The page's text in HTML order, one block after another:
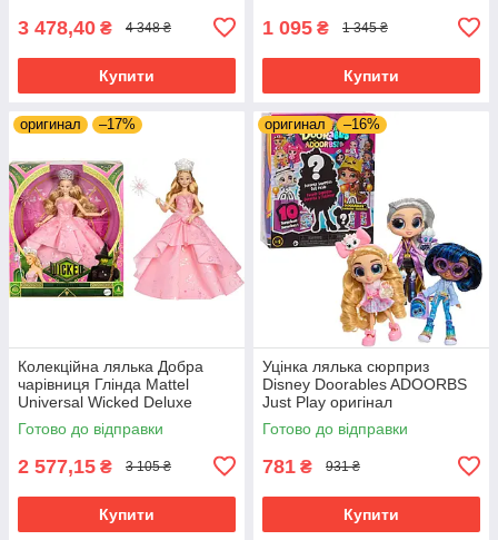
3 478,40 ₴ 4 348 ₴
Купити
1 095 ₴ 1 345 ₴
Купити
оригинал –17%
Колекційна лялька Добра
чарівниця Глінда Mattel
Universal Wicked Deluxe
Glinda Fashion Doll JLG46
Готово до відправки
2 577,15 ₴ 3 105 ₴
Купити
оригинал –16%
Уцінка лялька сюрприз
Disney Doorables ADOORBS
Just Play оригінал
Готово до відправки
781 ₴ 931 ₴
Купити